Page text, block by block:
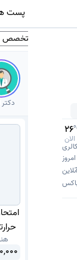
پست
بهترین متخصص
دکتر
34